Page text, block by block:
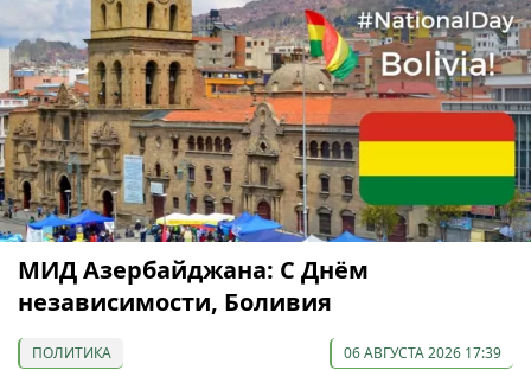
МИД Азербайджана: С Днём
независимости, Боливия
ПОЛИТИКА 06 АВГУСТА 2026 17:39